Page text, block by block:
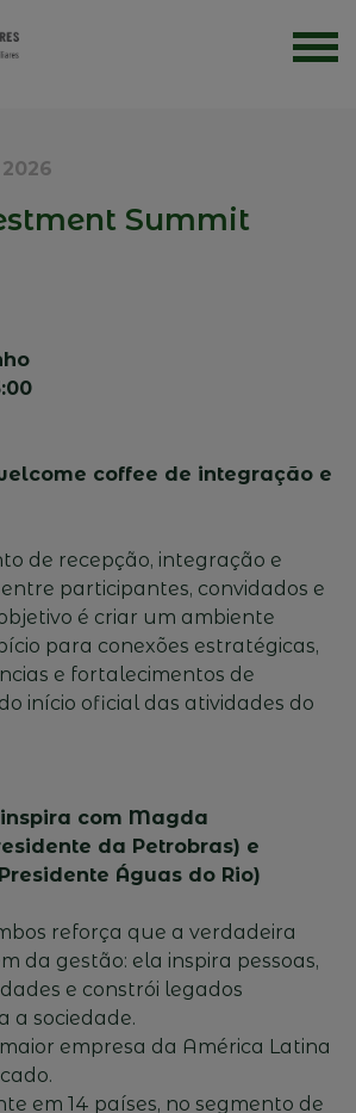
Summit
coffee de integração e
de recepção, integração e
participantes, convidados e
é criar um ambiente
para conexões estratégicas,
e fortalecimentos de
início oficial das atividades do
com Magda
da Petrobras) e
Águas do Rio)
reforça que a verdadeira
da gestão: ela inspira pessoas,
e constrói legados
a sociedade.
empresa da América Latina
em 14 países, no segmento de